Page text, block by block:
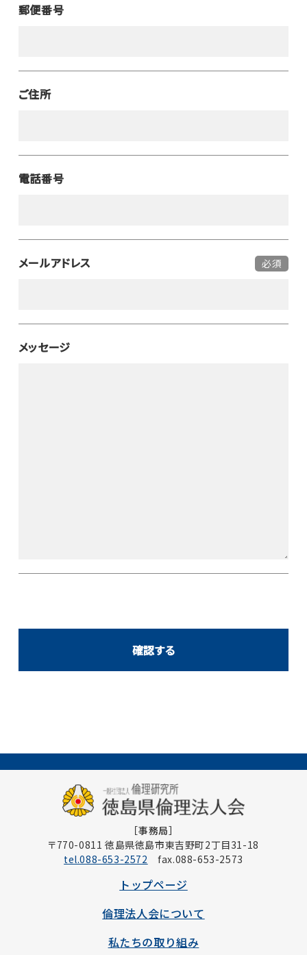
郵便番号
ご住所
電話番号
メールアドレス 必須
メッセージ
［事務局］
〒770-0811 徳島県徳島市東吉野町2丁目31-18
tel.088-653-2572 fax.088-653-2573
トップページ
倫理法人会について
私たちの取り組み